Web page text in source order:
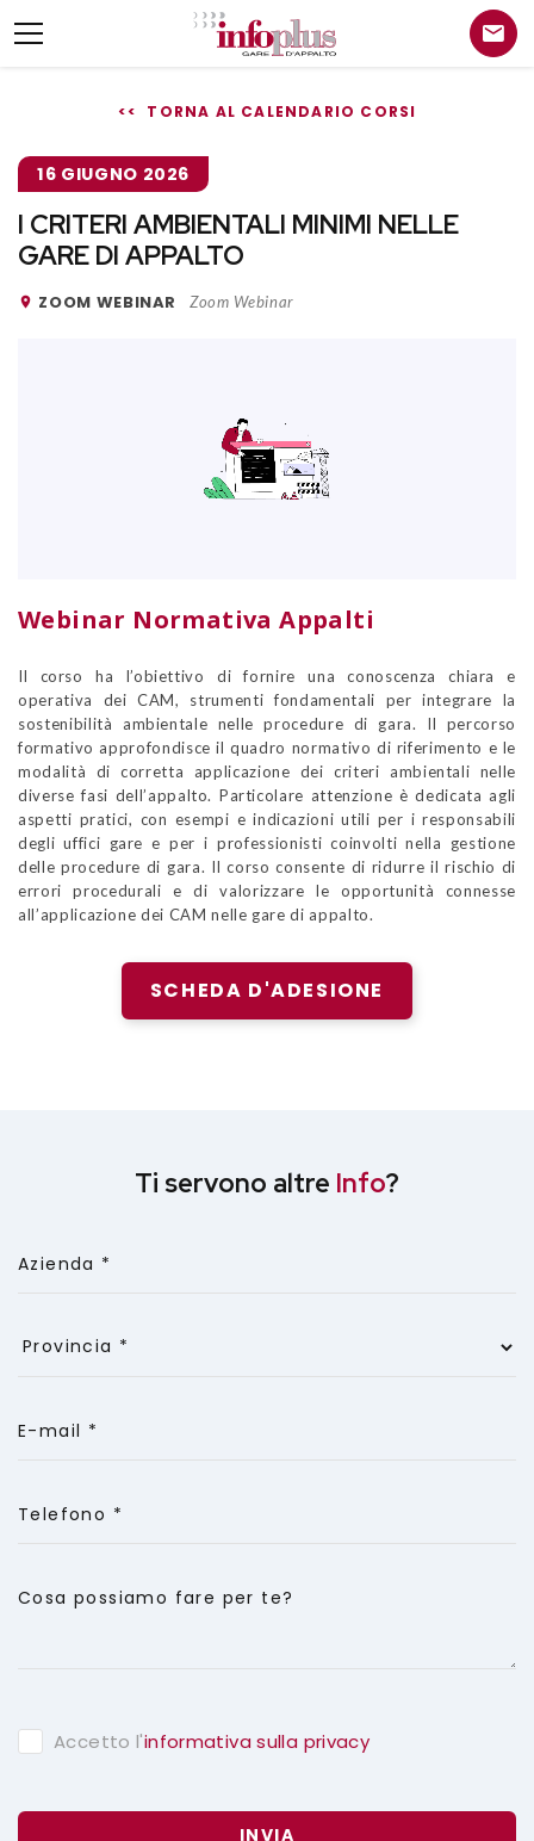
<< TORNA AL CALENDARIO CORSI
16 GIUGNO 2026
I CRITERI AMBIENTALI MINIMI NELLE
GARE DI APPALTO
ZOOM WEBINAR Zoom Webinar
Webinar Normativa Appalti
Il corso ha l’obiettivo di fornire una conoscenza chiara e
operativa dei CAM, strumenti fondamentali per integrare la
sostenibilità ambientale nelle procedure di gara. Il percorso
formativo approfondisce il quadro normativo di riferimento e le
modalità di corretta applicazione dei criteri ambientali nelle
diverse fasi dell’appalto. Particolare attenzione è dedicata agli
aspetti pratici, con esempi e indicazioni utili per i responsabili
degli uffici gare e per i professionisti coinvolti nella gestione
delle procedure di gara. Il corso consente di ridurre il rischio di
errori procedurali e di valorizzare le opportunità connesse
all’applicazione dei CAM nelle gare di appalto.
SCHEDA D'ADESIONE
Ti servono altre Info?
Azienda *
E-mail *
Telefono *
Cosa possiamo fare per te?
Accetto l'informativa sulla privacy
INVIA